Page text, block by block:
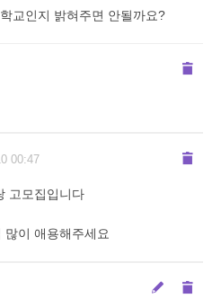
교인지 밝혀주면 안될까요?
00:47
고모집입니다
많이 애용해주세요